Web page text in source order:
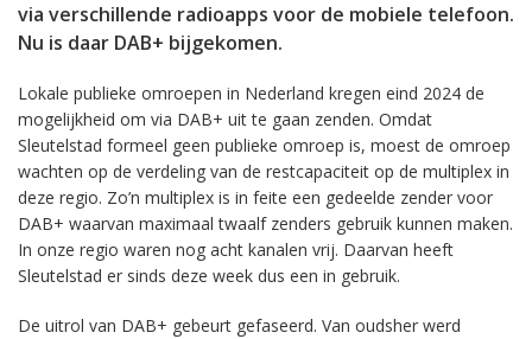
via verschillende radioapps voor de mobiele telefoon.
Nu is daar DAB+ bijgekomen.
Lokale publieke omroepen in Nederland kregen eind 2024 de
mogelijkheid om via DAB+ uit te gaan zenden. Omdat
Sleutelstad formeel geen publieke omroep is, moest de omroep
wachten op de verdeling van de restcapaciteit op de multiplex in
deze regio. Zo’n multiplex is in feite een gedeelde zender voor
DAB+ waarvan maximaal twaalf zenders gebruik kunnen maken.
In onze regio waren nog acht kanalen vrij. Daarvan heeft
Sleutelstad er sinds deze week dus een in gebruik.
De uitrol van DAB+ gebeurt gefaseerd. Van oudsher werd